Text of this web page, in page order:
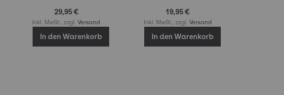
29,95 €
Inkl. MwSt., zzgl.Versand
In den Warenkorb
19,95 €
Inkl. MwSt., zzgl.Versand
In den Warenkorb